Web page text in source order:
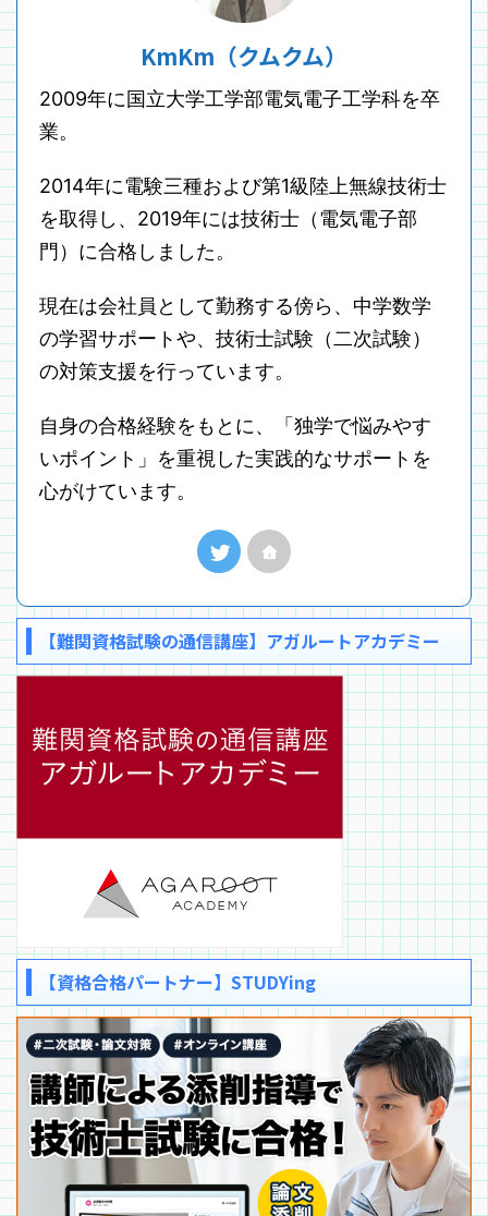
KmKm（クムクム）
2009年に国立大学工学部電気電子工学科を卒
業。
2014年に電験三種および第1級陸上無線技術士
を取得し、2019年には技術士（電気電子部
門）に合格しました。
現在は会社員として勤務する傍ら、中学数学
の学習サポートや、技術士試験（二次試験）
の対策支援を行っています。
自身の合格経験をもとに、「独学で悩みやす
いポイント」を重視した実践的なサポートを
心がけています。
【難関資格試験の通信講座】アガルートアカデミー
【資格合格パートナー】STUDYing